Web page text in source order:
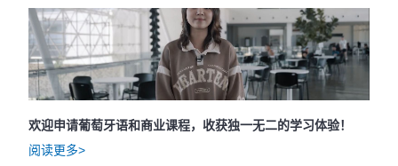
欢迎申请葡萄牙语和商业课程，收获独一无二的学习体验！
阅读更多>